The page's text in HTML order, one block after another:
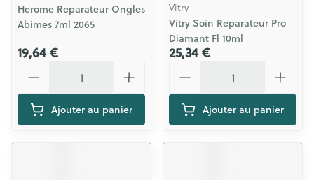
Herome Reparateur Ongles
Abimes 7ml 2065
19,64 €
Ajouter au panier
Vitry
Vitry Soin Reparateur Pro
Diamant Fl 10ml
25,34 €
Ajouter au panier